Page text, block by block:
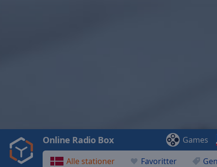
Video
Play
Backward
Alle stationer Favoritter
Online Radio Box Games